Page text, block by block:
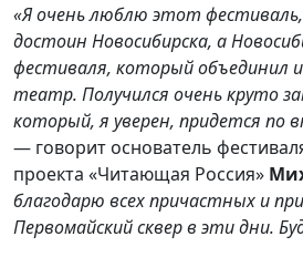
«Я очень люблю этот
достоин Новосибирска, а
фестиваля, который объединил и
театр. Получился очень круто
который, я уверен, придется по
— говорит основатель
проекта «Читающая Россия»
благодарю всех причастных и
Первомайский сквер в эти дни.